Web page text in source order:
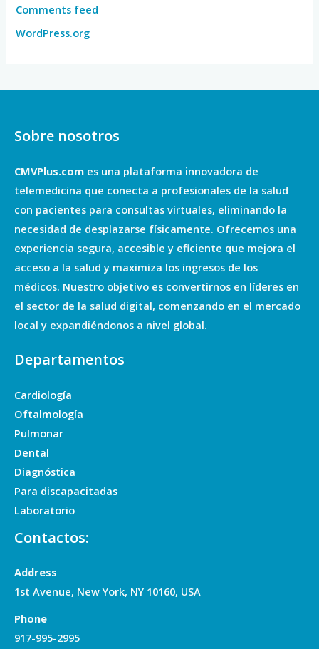
Comments feed
WordPress.org
Sobre nosotros
CMVPlus.com es una plataforma innovadora de
telemedicina que conecta a profesionales de la salud
con pacientes para consultas virtuales, eliminando la
necesidad de desplazarse físicamente. Ofrecemos una
experiencia segura, accesible y eficiente que mejora el
acceso a la salud y maximiza los ingresos de los
médicos. Nuestro objetivo es convertirnos en líderes en
el sector de la salud digital, comenzando en el mercado
local y expandiéndonos a nivel global.
Departamentos
Cardiología
Oftalmología
Pulmonar
Dental
Diagnóstica
Para discapacitadas
Laboratorio
Contactos:
Address
1st Avenue, New York, NY 10160, USA
Phone
917-995-2995